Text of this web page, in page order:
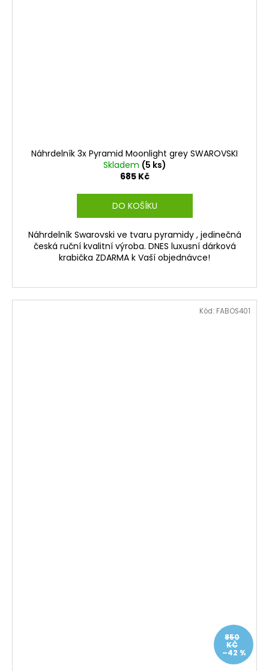
Náhrdelník 3x Pyramid Moonlight grey SWAROVSKI
Skladem (5 ks)
685 Kč
DO KOŠÍKU
Náhrdelník Swarovski ve tvaru pyramidy , jedinečná
česká ruční kvalitní výroba. DNES luxusní dárková
krabička ZDARMA k Vaší objednávce!
850
KČ
–42 %
Kód: FABOS401